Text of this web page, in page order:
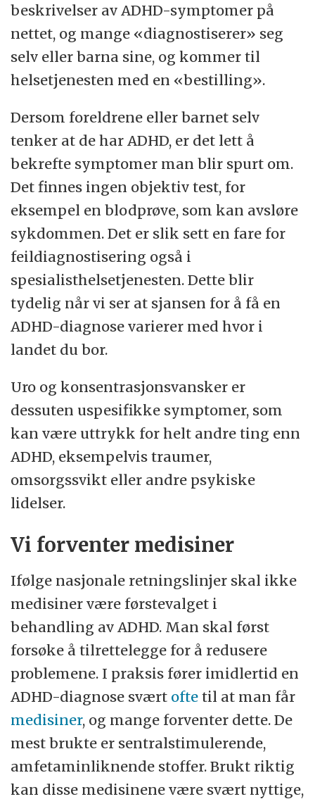
beskrivelser av ADHD-symptomer på
nettet, og mange «diagnostiserer» seg
selv eller barna sine, og kommer til
helsetjenesten med en «bestilling».
Dersom foreldrene eller barnet selv
tenker at de har ADHD, er det lett å
bekrefte symptomer man blir spurt om.
Det finnes ingen objektiv test, for
eksempel en blodprøve, som kan avsløre
sykdommen. Det er slik sett en fare for
feildiagnostisering også i
spesialisthelsetjenesten. Dette blir
tydelig når vi ser at sjansen for å få en
ADHD-diagnose varierer med hvor i
landet du bor.
Uro og konsentrasjonsvansker er
dessuten uspesifikke symptomer, som
kan være uttrykk for helt andre ting enn
ADHD, eksempelvis traumer,
omsorgssvikt eller andre psykiske
lidelser.
Vi forventer medisiner
Ifølge nasjonale retningslinjer skal ikke
medisiner være førstevalget i
behandling av ADHD. Man skal først
forsøke å tilrettelegge for å redusere
problemene. I praksis fører imidlertid en
ADHD-diagnose svært ofte til at man får
medisiner, og mange forventer dette. De
mest brukte er sentralstimulerende,
amfetaminliknende stoffer. Brukt riktig
kan disse medisinene være svært nyttige,